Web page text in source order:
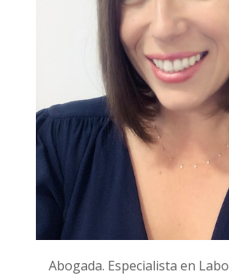
Abogada. Especialista en